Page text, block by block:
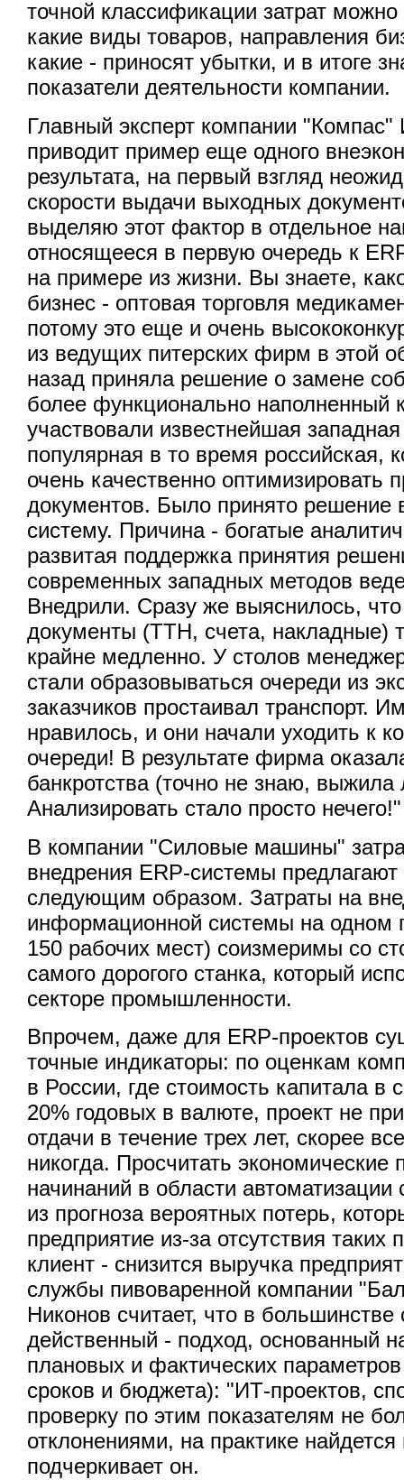
точной классификации затрат
какие виды товаров, направления
какие - приносят убытки, и в итоге
показатели деятельности компании.
Главный эксперт компании "Компас"
приводит пример еще одного
результата, на первый взгляд
скорости выдачи выходных
выделяю этот фактор в отдельное
относящееся в первую очередь к
на примере из жизни. Вы знаете,
бизнес - оптовая торговля
потому это еще и очень
из ведущих питерских фирм в этой
назад приняла решение о замене
более функционально наполненный
участвовали известнейшая
популярная в то время российская,
очень качественно оптимизировать
документов. Было принято решение
систему. Причина - богатые
развитая поддержка принятия
современных западных методов
Внедрили. Сразу же выяснилось,
документы (ТТН, счета, накладные)
крайне медленно. У столов
стали образовываться очереди из
заказчиков простаивал транспорт.
нравилось, и они начали уходить к
очереди! В результате фирма
банкротства (точно не знаю, выжила
Анализировать стало просто нечего!"
В компании "Силовые машины"
внедрения ERP-системы предлагают
следующим образом. Затраты на
информационной системы на одном
150 рабочих мест) соизмеримы со
самого дорогого станка, который
секторе промышленности.
Впрочем, даже для ERP-проектов
точные индикаторы: по оценкам
в России, где стоимость капитала в
20% годовых в валюте, проект не
отдачи в течение трех лет, скорее
никогда. Просчитать экономические
начинаний в области
из прогноза вероятных потерь,
предприятие из-за отсутствия таких
клиент - снизится выручка
службы пивоваренной компании
Никонов считает, что в
действенный - подход, основанный
плановых и фактических
сроков и бюджета): "ИТ-проектов,
проверку по этим показателям не
отклонениями, на практике
подчеркивает он.